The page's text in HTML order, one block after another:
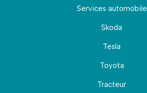
Services automobile
Skoda
Tesla
Toyota
Tracteur